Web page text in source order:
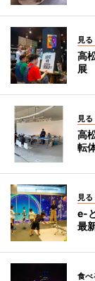
見
高
展
見
高
転
見
e-
最
食べ